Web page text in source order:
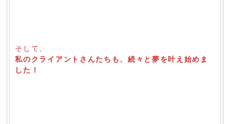
そして、
私のクライアントさんたちも、続々と夢を叶え始めま
した！